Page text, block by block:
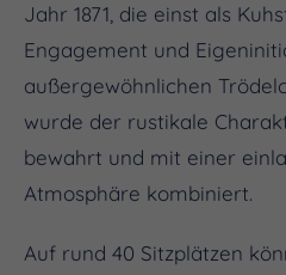
Jahr 1871, die einst als
Engagement und
außergewöhnlichen
wurde der rustikale
bewahrt und mit einer
Atmosphäre kombiniert.
Auf rund 40 Sitzplätzen